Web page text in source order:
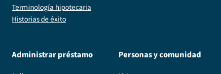
Terminología hipotecaria
Historias de éxito
Administrar préstamo Personas y comunidad